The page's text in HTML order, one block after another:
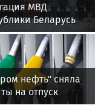
МВД
Беларусь
с
методами
Росгвардии в г.
нефть" сняла
на отпуск
на АЗС в 13